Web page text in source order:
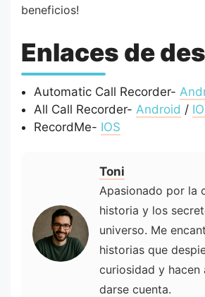
beneficios!
Enlaces de
Automatic Call Recorder-
All Call Recorder- Android /
RecordMe- IOS
Toni
Apasionado por la
historia y los
universo. Me
historias que
curiosidad y hacen
darse cuenta.